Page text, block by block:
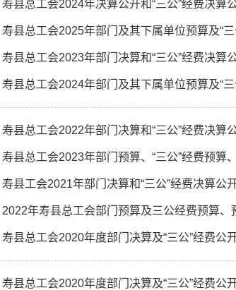
寿县总工会2024年决算公开和“三公”经费决算
寿县总工会2025年部门及其下属单位预算及“
寿县总工会2023年部门决算和“三公”经费决算
寿县总工会2024年部门及其下属单位预算及“
寿县总工会2022年部门决算和“三公”经费决算
寿县总工会2023年部门预算、“三公”经费预算
寿县工会2021年部门决算和“三公”经费决算公
2022年寿县总工会部门预算及三公经费预算、
寿县总工会2020年度部门决算及“三公”经费公
寿县总工会2020年度部门决算及“三公”经费公